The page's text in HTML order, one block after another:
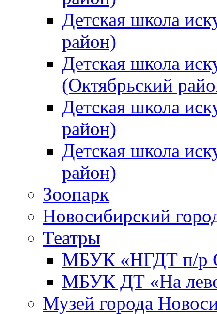
Детская школа
район)
Детская школа
(Октябрьский
Детская школа
район)
Детская школа
район)
Зоопарк
Новосибирский
Театры
МБУК «НГДТ п/р
МБУК ДТ «На
Музей города